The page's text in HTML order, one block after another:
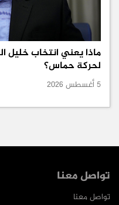
ماذا يعني انتخاب خليل
لحركة حماس؟
5 أغسطس 2026
تواصل معنا
تواصل معنا